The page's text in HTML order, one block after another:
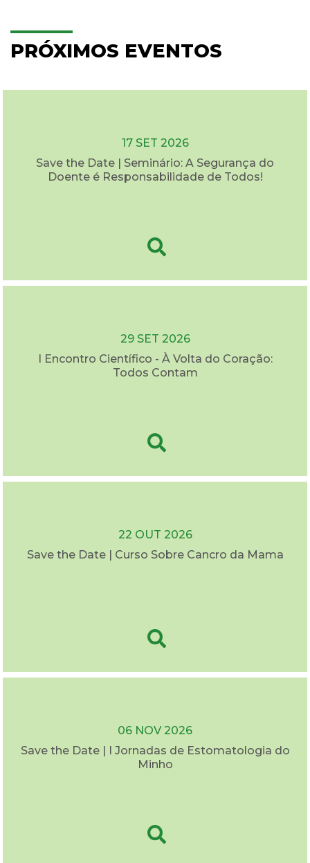
PRÓXIMOS EVENTOS
17 SET 2026
Save the Date | Seminário: A Segurança do
Doente é Responsabilidade de Todos!
29 SET 2026
I Encontro Científico - À Volta do Coração:
Todos Contam
22 OUT 2026
Save the Date | Curso Sobre Cancro da Mama
06 NOV 2026
Save the Date | I Jornadas de Estomatologia do
Minho